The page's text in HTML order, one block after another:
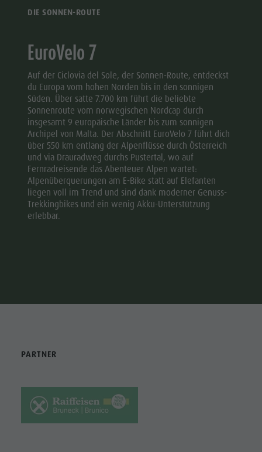
DIE SONNEN-ROUTE
EuroVelo 7
Auf der Ciclovia del Sole, der Sonnen-Route, entdeckst
du Europa vom hohen Norden bis in den sonnigen
Süden. Über satte 7.700 km führt die beliebte
Sonnenroute vom norwegischen Nordcap durch
insgesamt 9 europäische Länder bis zum sonnigen
Archipel von Malta. Der Abschnitt EuroVelo 7 führt dich
über 550 km entlang der Alpenflüsse durch Österreich
und via Drauradweg durchs Pustertal, wo auf
Fernradreisende das Abenteuer Alpen wartet:
Alpenüberquerungen am E-Bike statt auf Elefanten
liegen voll im Trend und sind dank moderner Genuss-
Trekkingbikes und ein wenig Akku-Unterstützung
erlebbar.
PARTNER